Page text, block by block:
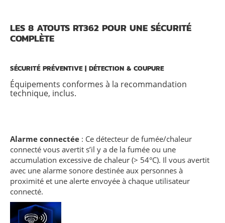
LES 8 ATOUTS RT362 POUR UNE SÉCURITÉ
COMPLÈTE
SÉCURITÉ PRÉVENTIVE | DÉTECTION & COUPURE
Équipements conformes à la recommandation
technique, inclus.
Alarme connectée : Ce détecteur de fumée/chaleur
connecté vous avertit s’il y a de la fumée ou une
accumulation excessive de chaleur (> 54°C). Il vous avertit
avec une alarme sonore destinée aux personnes à
proximité et une alerte envoyée à chaque utilisateur
connecté.